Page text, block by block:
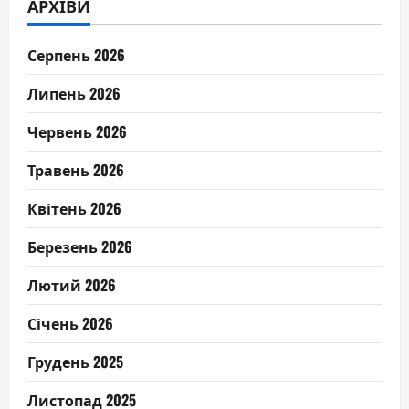
АРХІВИ
Серпень 2026
Липень 2026
Червень 2026
Травень 2026
Квітень 2026
Березень 2026
Лютий 2026
Січень 2026
Грудень 2025
Листопад 2025